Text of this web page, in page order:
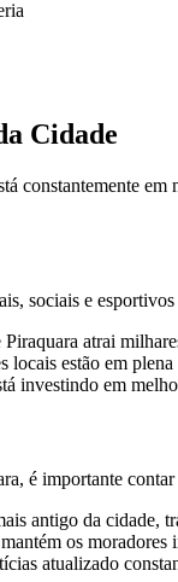
Cidade
constantemente
sociais e
atrai
locais estão em
investindo em
é importante
antigo da cidade,
os
atualizado